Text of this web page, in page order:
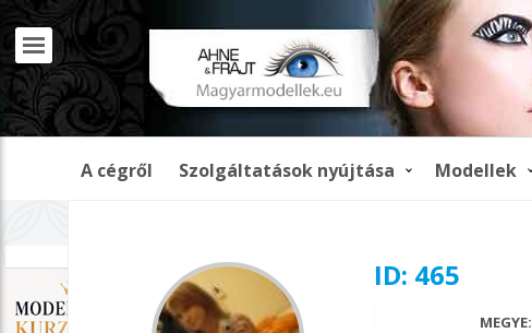
A cégről Szolgáltatások nyújtása Modellek
ID: 465
MEGYE: